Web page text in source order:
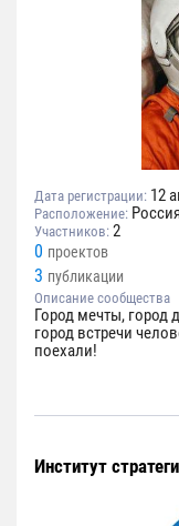
Дата регистрации: 12
Расположение:
Участников: 2
0 проектов
3 публикации
Описание сообщества
Город мечты, город
город встречи
поехали!
Институт